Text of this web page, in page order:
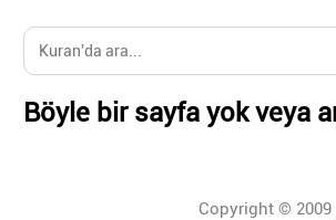
Böyle bir sayfa yok veya
Copyright ©